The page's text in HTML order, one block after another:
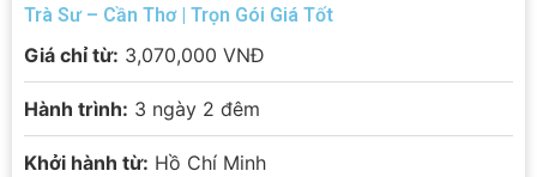
Chợ Nổi Cái Răng | Trọn Gói Giá Tốt
Giá chỉ từ: 1,600,000 VNĐ
Hành trình: 2 ngày 1 đêm
Khởi hành từ: Hồ Chí Minh